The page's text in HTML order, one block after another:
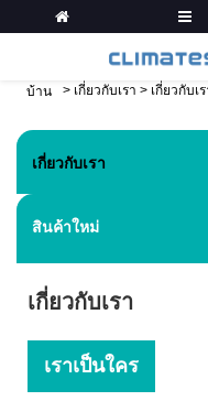
บ้าน > เกี่ยวกับเรา > เกี่ยวกับเร
เกี่ยวกับเรา
สินค้าใหม่
เกี่ยวกับเรา
เราเป็นใคร